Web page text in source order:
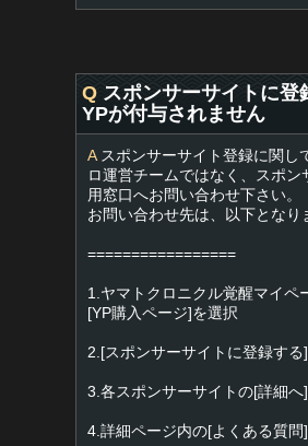
Q スポンサーサイトに登
YPが付与されません
Aスポンサーサイト登録に関し
ロ運営チームではなく、スポン
用窓口へお問い合わせ下さい。
お問い合わせ先は、以下となり
=================
1.ヤマトクロニクル覚醒マイペ
[YP購入ページ]を選択
2.[スポンサーサイトに登録する
3.各スポンサーサイトの[詳細へ
4.詳細ページ内の[よくある質問